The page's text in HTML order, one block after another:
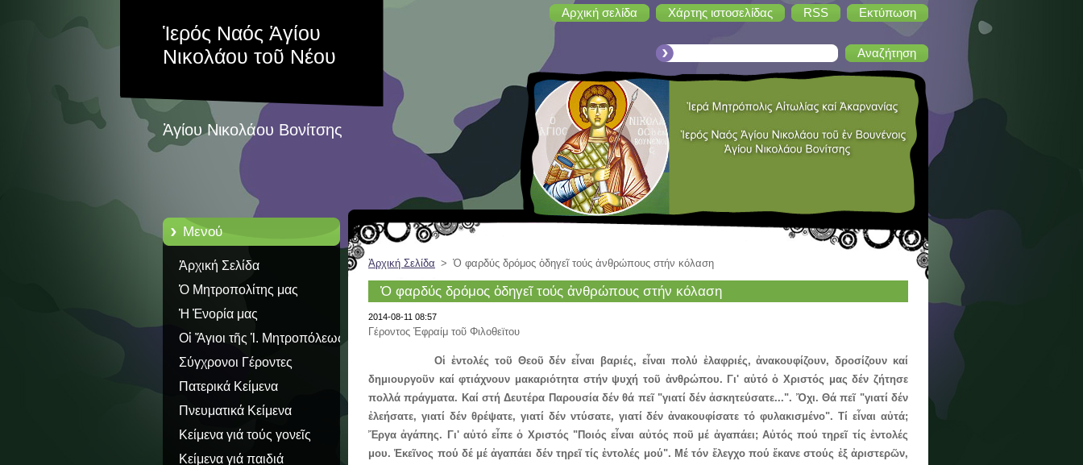
Αρχική σελίδα Χάρτης ιστοσελίδας RSS Εκτύπωση
Ἱερός Ναός Ἁγίου
Νικολάου τοῦ Νέου
Ἁγίου Νικολάου Βονίτσης
Μενού
Ἀρχική Σελίδα
Ὁ Μητροπολίτης μας
Ἡ Ἐνορία μας
Οἱ Ἅγιοι τῆς Ἱ. Μητροπόλεως
Σύγχρονοι Γέροντες
Πατερικά Κείμενα
Πνευματικά Κείμενα
Κείμενα γιά τούς γονεῖς
Κείμενα γιά παιδιά
Ἀρχική Σελίδα > Ὁ φαρδύς δρόμος ὁδηγεῖ τούς ἀνθρώπους στήν κόλαση
Ὁ φαρδύς δρόμος ὁδηγεῖ τούς ἀνθρώπους στήν κόλαση
2014-08-11 08:57
Γέροντος Ἐφραίμ τοῦ Φιλοθεϊτου
Οἱ ἐντολές τοῦ Θεοῦ δέν εἶναι βαριές, εἶναι πολύ ἐλαφριές, ἀνακουφίζουν, δροσίζουν καί
δημιουργοῦν καί φτιάχνουν μακαριότητα στήν ψυχή τοῦ ἀνθρώπου. Γι' αὐτό ὁ Χριστός μας δέν ζήτησε
πολλά πράγματα. Καί στή Δευτέρα Παρουσία δέν θά πεῖ "γιατί δέν ἀσκητεύσατε...". Ὄχι. Θά πεῖ "γιατί δέν
ἐλεήσατε, γιατί δέν θρέψατε, γιατί δέν ντύσατε, γιατί δέν ἀνακουφίσατε τό φυλακισμένο". Τί εἶναι αὐτά;
Ἔργα ἀγάπης. Γι' αὐτό εἶπε ὁ Χριστός "Ποιός εἶναι αὐτός ποῦ μέ ἀγαπάει; Αὐτός πού τηρεῖ τίς ἐντολές
μου. Ἐκεῖνος πού δέ μέ ἀγαπάει δέν τηρεῖ τίς ἐντολές μού". Μέ τόν ἔλεγχο πού ἔκανε στούς ἐξ ἀριστερῶν,